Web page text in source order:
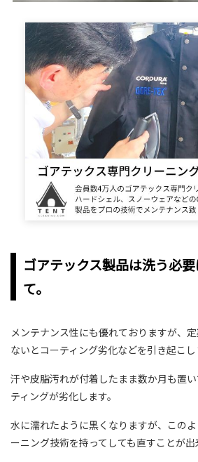
ゴアテックス製品は洗う必
て。
メンテナンス性にも優れておりますが、
ないとコーティング劣化などを引き起こし
汗や皮脂汚れが付着したまま数か月も置
ティングが劣化します。
水に濡れたように黒くなりますが、この
ーニング技術を持ってしても直すことが出